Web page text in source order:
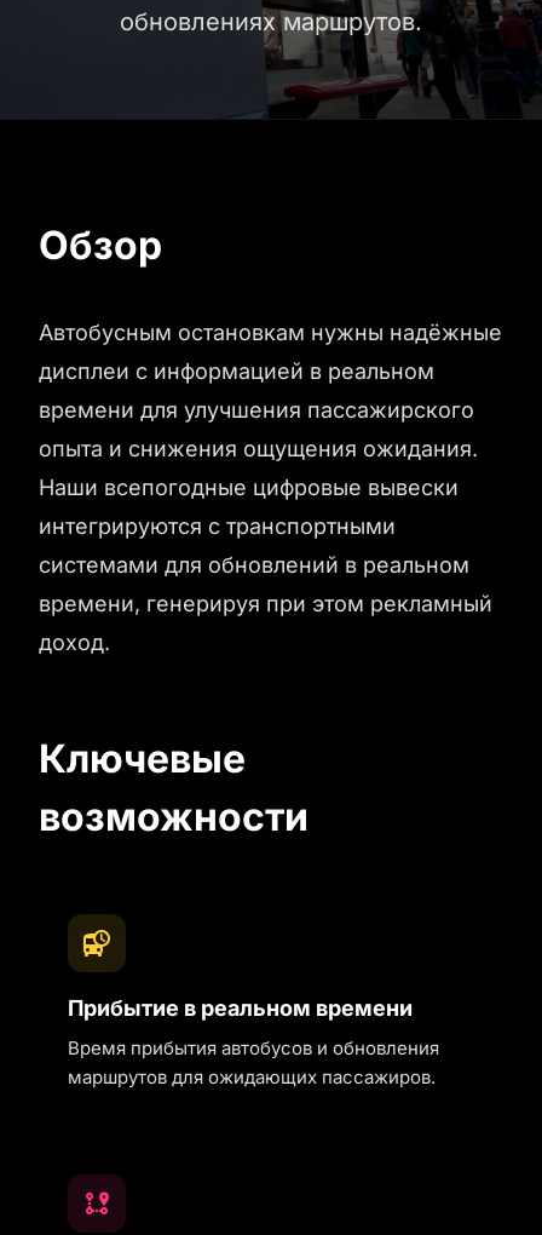
обновлениях маршрутов.
Обзор
Автобусным остановкам нужны надёжные
дисплеи с информацией в реальном
времени для улучшения пассажирского
опыта и снижения ощущения ожидания.
Наши всепогодные цифровые вывески
интегрируются с транспортными
системами для обновлений в реальном
времени, генерируя при этом рекламный
доход.
Ключевые
возможности
Прибытие в реальном времени
Время прибытия автобусов и обновления
маршрутов для ожидающих пассажиров.